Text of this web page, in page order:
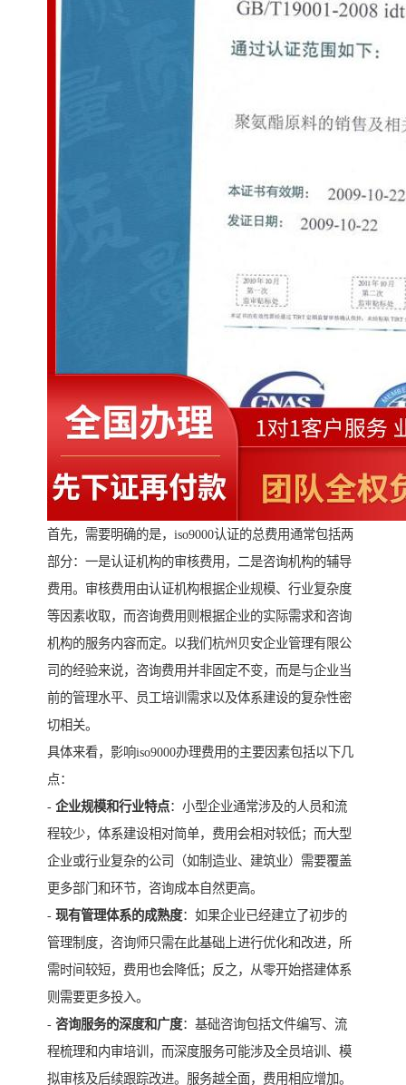
首先，需要明确的是，iso9000认证的总费用通常包括两
部分：一是认证机构的审核费用，二是咨询机构的辅导
费用。审核费用由认证机构根据企业规模、行业复杂度
等因素收取，而咨询费用则根据企业的实际需求和咨询
机构的服务内容而定。以我们杭州贝安企业管理有限公
司的经验来说，咨询费用并非固定不变，而是与企业当
前的管理水平、员工培训需求以及体系建设的复杂性密
切相关。
具体来看，影响iso9000办理费用的主要因素包括以下几
点：
- 企业规模和行业特点：小型企业通常涉及的人员和流
程较少，体系建设相对简单，费用会相对较低；而大型
企业或行业复杂的公司（如制造业、建筑业）需要覆盖
更多部门和环节，咨询成本自然更高。
- 现有管理体系的成熟度：如果企业已经建立了初步的
管理制度，咨询师只需在此基础上进行优化和改进，所
需时间较短，费用也会降低；反之，从零开始搭建体系
则需要更多投入。
- 咨询服务的深度和广度：基础咨询包括文件编写、流
程梳理和内审培训，而深度服务可能涉及全员培训、模
拟审核及后续跟踪改进。服务越全面，费用相应增加。